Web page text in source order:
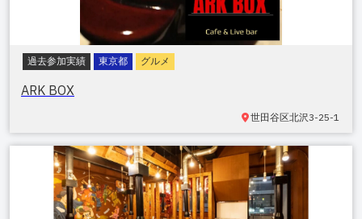
過去参加実績 東京都 グルメ
ARK BOX
世田谷区北沢3-25-1